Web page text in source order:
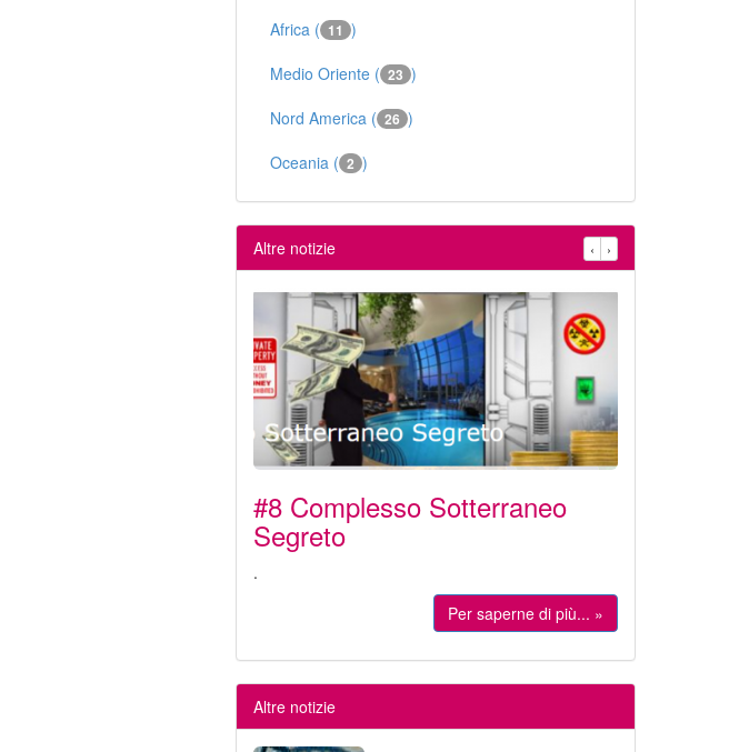
Africa ( 11 )
Medio Oriente ( 23 )
Nord America ( 26 )
Oceania ( 2 )
Altre notizie ‹ ›
#8 Complesso Sotterraneo
Segreto
.
Per saperne di più... »
Altre notizie